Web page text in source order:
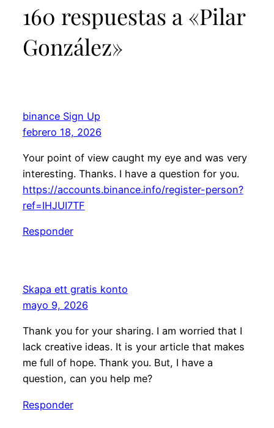
160 respuestas a «Pilar
González»
binance Sign Up
febrero 18, 2026
Your point of view caught my eye and was very
interesting. Thanks. I have a question for you.
https://accounts.binance.info/register-person?
ref=IHJUI7TF
Responder
Skapa ett gratis konto
mayo 9, 2026
Thank you for your sharing. I am worried that I
lack creative ideas. It is your article that makes
me full of hope. Thank you. But, I have a
question, can you help me?
Responder